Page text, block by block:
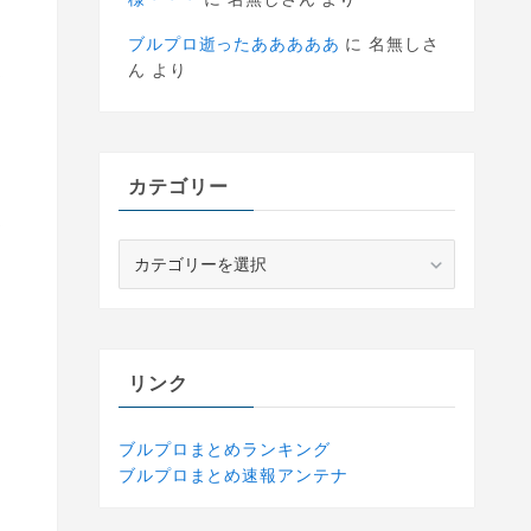
ブルプロ逝ったあああああ に名無しさ
ん より
カテゴリー
リンク
ブルプロまとめランキング
ブルプロまとめ速報アンテナ